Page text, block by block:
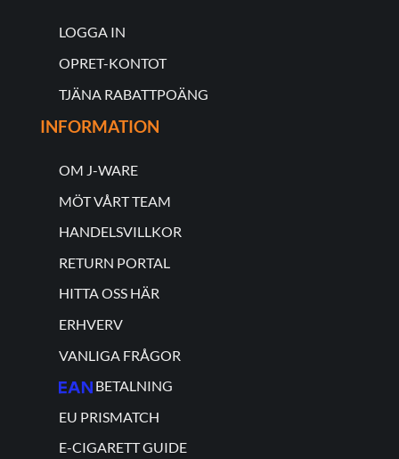
LOGGA IN
OPRET-KONTOT
TJÄNA RABATTPOÄNG
INFORMATION
OM J-WARE
MÖT VÅRT TEAM
HANDELSVILLKOR
RETURN PORTAL
HITTA OSS HÄR
ERHVERV
VANLIGA FRÅGOR
BETALNING
EU PRISMATCH
E-CIGARETT GUIDE